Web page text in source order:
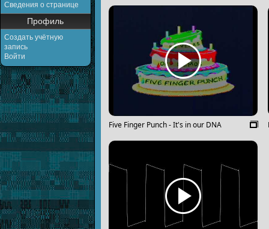
Сведения о странице
Профиль
Создать учётную
запись
Войти
Five Finger Punch - It's in our DNA